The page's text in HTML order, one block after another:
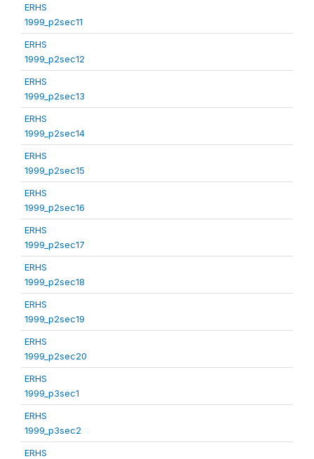
ERHS
1999_p2sec11
ERHS
1999_p2sec12
ERHS
1999_p2sec13
ERHS
1999_p2sec14
ERHS
1999_p2sec15
ERHS
1999_p2sec16
ERHS
1999_p2sec17
ERHS
1999_p2sec18
ERHS
1999_p2sec19
ERHS
1999_p2sec20
ERHS
1999_p3sec1
ERHS
1999_p3sec2
ERHS